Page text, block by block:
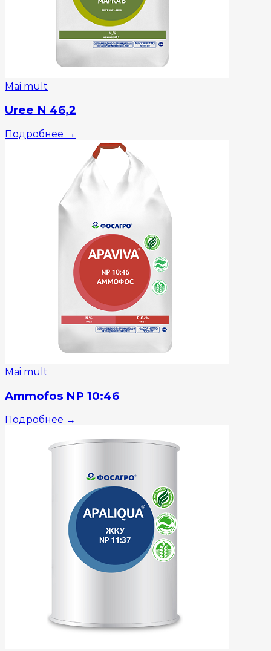
Mai mult
Uree N 46,2
Подробнее →
Mai mult
Ammofos NP 10:46
Подробнее →